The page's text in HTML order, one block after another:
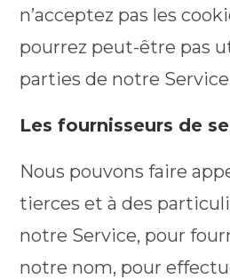
n’acceptez pas les
pourrez peut-être pas
parties de notre
Les fournisseurs de
Nous pouvons faire
tierces et à des
notre Service, pour
notre nom, pour